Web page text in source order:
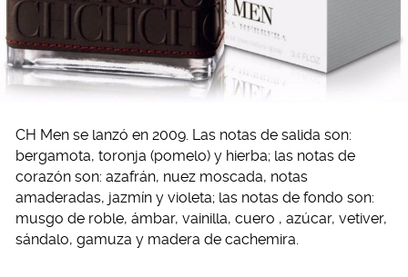
CH Men se lanzó en 2009. Las notas de salida son:
bergamota, toronja (pomelo) y hierba; las notas de
corazón son: azafrán, nuez moscada, notas
amaderadas, jazmín y violeta; las notas de fondo son:
musgo de roble, ámbar, vainilla, cuero , azúcar, vetiver,
sándalo, gamuza y madera de cachemira.